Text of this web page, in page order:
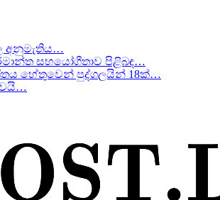
අනුමැතිය…
සහයෝගීතාව පිළිබඳ…
හේතුවෙන් පුද්ගලයින් 18ක්…